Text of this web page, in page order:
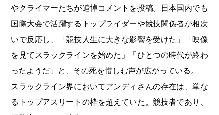
やクライマーたちが追悼コメントを投稿。日本国内でも
国際大会で活躍するトップライダーや競技関係者が相次
いで反応し、「競技人生に大きな影響を受けた」「映像
を見てスラックラインを始めた」「ひとつの時代が終わ
ったようだ」と、その死を惜しむ声が広がっている。
スラックライン界においてアンディさんの存在は、単な
るトップアスリートの枠を超えていた。競技者であり、